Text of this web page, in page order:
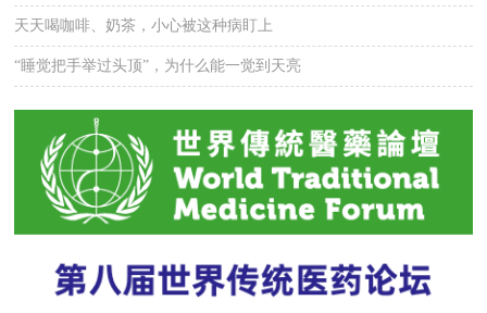
天天喝咖啡、奶茶，小心被这种病盯上
“睡觉把手举过头顶”，为什么能一觉到天亮